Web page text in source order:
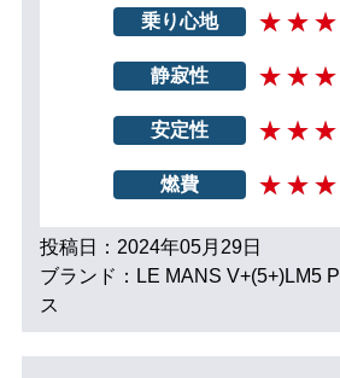
乗り心地
静寂性
安定性
燃費
投稿日：2024年05月29日
ブランド：LE MANS V+(5+)LM5
ス